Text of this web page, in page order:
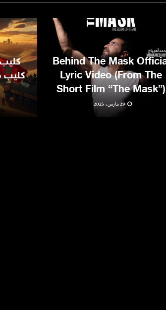
Behind The Mask
Lyric Video (From The
Short Film “The Mask”)
29 مارس، 2025
كليب